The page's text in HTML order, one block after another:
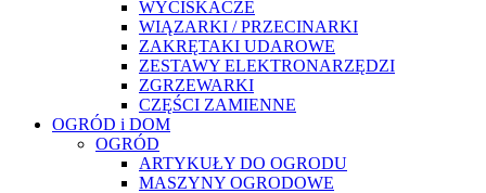
WYCISKACZE
WIĄZARKI / PRZECINARKI
ZAKRĘTAKI UDAROWE
ZESTAWY ELEKTRONARZĘDZI
ZGRZEWARKI
CZĘŚCI ZAMIENNE
OGRÓD i DOM
OGRÓD
ARTYKUŁY DO OGRODU
MASZYNY OGRODOWE